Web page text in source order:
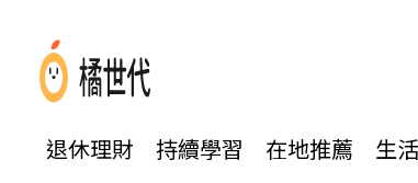
退休理財 持續學習 在地推薦 生